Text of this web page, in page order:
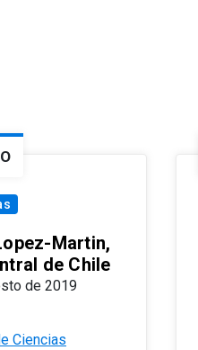
Martin,
de Chile
de 2019
Ciencias